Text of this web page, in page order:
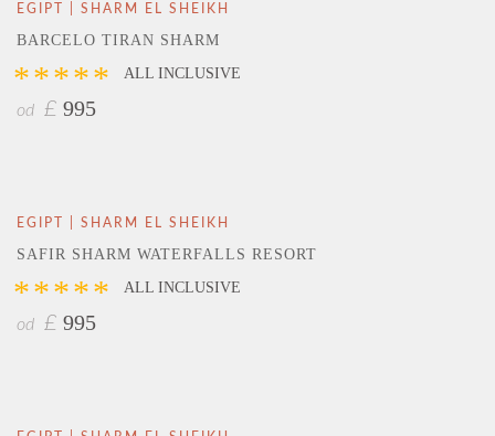
EGIPT | SHARM EL SHEIKH
BARCELO TIRAN SHARM
***** ALL INCLUSIVE
od £ 995
EGIPT | SHARM EL SHEIKH
SAFIR SHARM WATERFALLS RESORT
***** ALL INCLUSIVE
od £ 995